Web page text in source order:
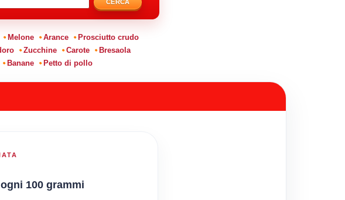
CERCA
Melone Arance
Prosciutto crudo
Zucchine Carote
Bresaola
Banane Petto di pollo
100 grammi